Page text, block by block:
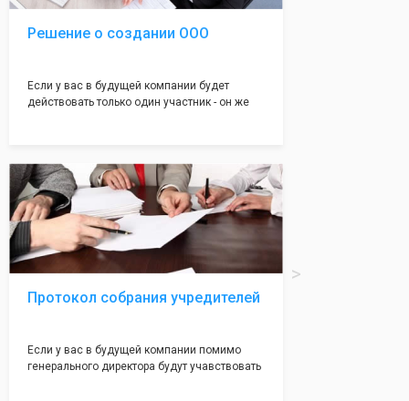
Решение о создании ООО
Если у вас в будущей компании будет
действовать только один участник - он же
грамотно составят данное заявление, а Вам
нужно будет только поставить подпись на
нём!
Протокол собрания учредителей
Если у вас в будущей компании помимо
генерального директора будут учавствовать